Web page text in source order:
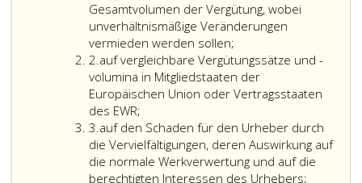
eine
angemessene
wenn
Speichermedien
Art,
die
für
solche
Gesamtvolumen der Vergütung, wobei
unverhältnismäßige Veränderungen
vermieden werden sollen;
2.Ziffer
2
auf vergleichbare Vergütungssätze und -
volumina in Mitgliedstaaten der
Europäischen Union oder Vertragsstaaten
des EWR;
3.Ziffer
3
auf den Schaden für den Urheber durch
die Vervielfältigungen, deren Auswirkung auf
die normale Werkverwertung und auf die
berechtigten Interessen des Urhebers;